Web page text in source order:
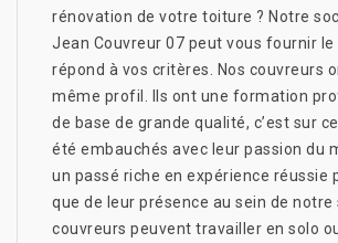
rénovation de votre toiture ? Notre
Jean Couvreur 07 peut vous fournir le
répond à vos critères. Nos couvreurs
même profil. Ils ont une formation
de base de grande qualité, c’est sur
été embauchés avec leur passion du
un passé riche en expérience réussie
que de leur présence au sein de notre
couvreurs peuvent travailler en solo